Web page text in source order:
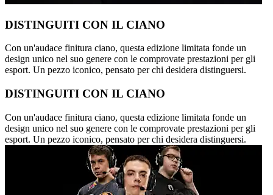
DISTINGUITI CON IL CIANO
Con un'audace finitura ciano, questa edizione limitata fonde un
design unico nel suo genere con le comprovate prestazioni per gli
esport. Un pezzo iconico, pensato per chi desidera distinguersi.
DISTINGUITI CON IL CIANO
Con un'audace finitura ciano, questa edizione limitata fonde un
design unico nel suo genere con le comprovate prestazioni per gli
esport. Un pezzo iconico, pensato per chi desidera distinguersi.